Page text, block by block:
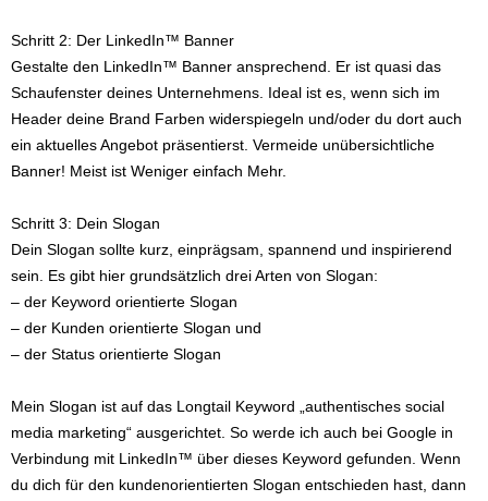
Schritt 2: Der LinkedIn™ Banner
Gestalte den LinkedIn™ Banner ansprechend. Er ist quasi das
Schaufenster deines Unternehmens. Ideal ist es, wenn sich im
Header deine Brand Farben widerspiegeln und/oder du dort auch
ein aktuelles Angebot präsentierst. Vermeide unübersichtliche
Banner! Meist ist Weniger einfach Mehr.
Schritt 3: Dein Slogan
Dein Slogan sollte kurz, einprägsam, spannend und inspirierend
sein. Es gibt hier grundsätzlich drei Arten von Slogan:
– der Keyword orientierte Slogan
– der Kunden orientierte Slogan und
– der Status orientierte Slogan
Mein Slogan ist auf das Longtail Keyword „authentisches social
media marketing“ ausgerichtet. So werde ich auch bei Google in
Verbindung mit LinkedIn™ über dieses Keyword gefunden. Wenn
du dich für den kundenorientierten Slogan entschieden hast, dann